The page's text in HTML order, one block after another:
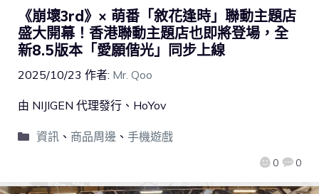
《崩壞3rd》× 萌番「敘花逢時」聯動主題店
盛大開幕！香港聯動主題店也即將登場，全
新8.5版本「愛願偕光」同步上線
2025/10/23 作者: Mr. Qoo
0 0
由 NIJIGEN 代理發行、HoYov
資訊、 商品周邊 、 手機遊戲